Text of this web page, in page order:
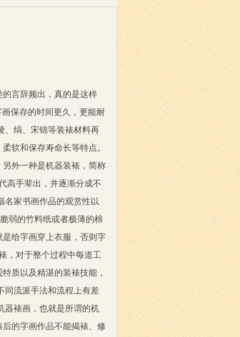
言辞频出，真的是这样
保存的时间更久，更能耐
、绢、宋锦等装裱材料再
软和保存寿命长等特点。
外一种是机器装裱，简称
高手辈出，并逐渐分成不
名家书画作品的观赏性以
弱的竹料纸或者极薄的棉
给字画穿上衣服，否则字
，对于整个过程中每道工
质以及精湛的装裱技能，
同流派手法和流程上有差
器裱画，也就是所谓的机
的字画作品不能揭裱、修